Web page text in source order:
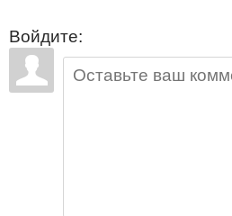
Войдите: